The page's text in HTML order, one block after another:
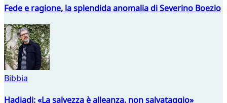
Fede e ragione, la splendida anomalia di Severino Boezio
Bibbia
Hadjadj: «La salvezza è alleanza, non salvataggio»